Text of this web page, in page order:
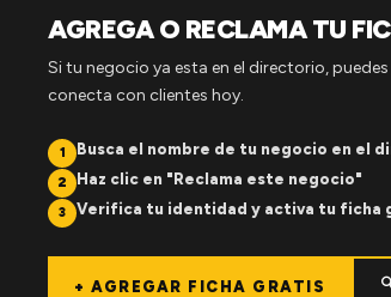
AGREGA O RECLAMA TU
Si tu negocio ya esta en el directorio,
conecta con clientes hoy.
1 Busca el nombre de tu negocio en el
2 Haz clic en "Reclama este negocio"
3 Verifica tu identidad y activa tu ficha
+ AGREGAR FICHA GRATIS